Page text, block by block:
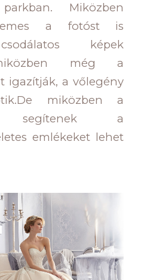
Miközben
a fotóst is
képek
még a
igazítják, a vőlegény
miközben a
segítenek a
emlékeket lehet